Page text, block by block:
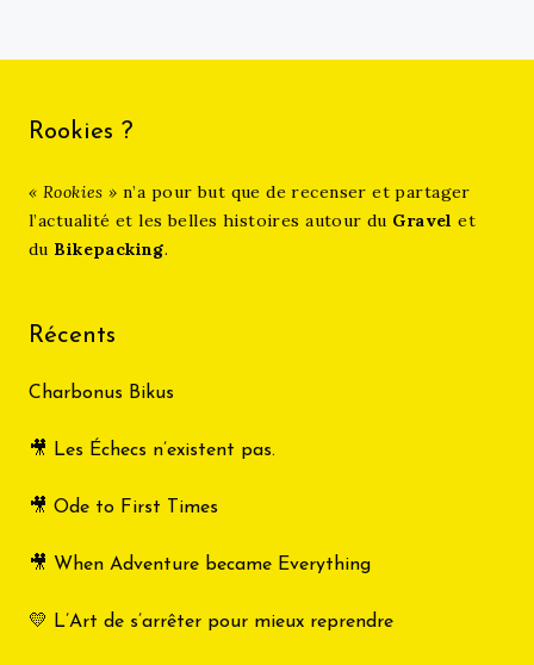
Rookies ?
« Rookies »n’a pour but que de recenser et partager
l’actualité et les belles histoires autour du Gravel et
du Bikepacking.
Récents
Charbonus Bikus
🎥 Les Échecs n’existent pas.
🎥 Ode to First Times
🎥 When Adventure became Everything
💛 L’Art de s’arrêter pour mieux reprendre